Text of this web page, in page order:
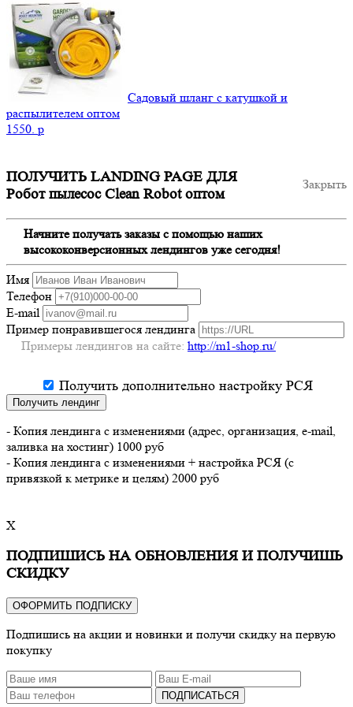
Садовый шланг с катушкой и
распылителем оптом
1550. p
Закрыть
ПОЛУЧИТЬ LANDING PAGE ДЛЯ
Робот пылесос Clean Robot оптом
Начните получать заказы с помощью наших
высококонверсионных лендингов уже сегодня!
Имя
Телефон
E-mail
Пример понравившегося лендинга
Примеры лендингов на сайте: http://m1-shop.ru/
Получить дополнительно настройку РСЯ
Получить лендинг
- Копия лендинга с изменениями (адрес, организация, e-mail,
заливка на хостинг) 1000 руб
- Копия лендинга с изменениями + настройка РСЯ (с
привязкой к метрике и целям) 2000 руб
X
ПОДПИШИСЬ НА ОБНОВЛЕНИЯ И ПОЛУЧИШЬ
СКИДКУ
ОФОРМИТЬ ПОДПИСКУ
Подпишись на акции и новинки и получи скидку на первую
покупку
ПОДПИСАТЬСЯ